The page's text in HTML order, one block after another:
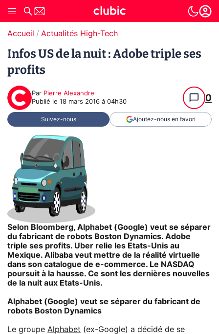
Accueil Actualités High-Tech
Infos US de la nuit : Adobe triple ses
profits
Par Pierre Alexandre
Publié le 18 mars 2016 à 04h30 0
Suivez-nous Ajoutez-nous en favori
Selon Bloomberg, Alphabet (Google) veut se séparer
du fabricant de robots Boston Dynamics. Adobe
triple ses profits. Uber relie les Etats-Unis au
Mexique. Alibaba veut mettre de la réalité virtuelle
dans son catalogue de e-commerce. Le NASDAQ
poursuit à la hausse. Ce sont les dernières nouvelles
de la nuit aux Etats-Unis.
Alphabet (Google) veut se séparer du fabricant de
robots Boston Dynamics
Le groupe Alphabet (ex-Google) a décidé de se